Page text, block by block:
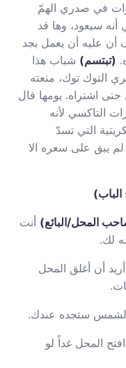
في صدري الهمّ
أنه سيعود، وها قد
عليه أن يعمل بجد
(تبتسم) شباب هذا
التوك توك، منعته
حتى اشتراه. يومها قال
التاكسي لأنه
التي تسدّ
لم يبق على سعره الا
المحل/البائع) أنت
لك.
أن أغلق المحل
الشمس ستجده عندك.
المحل غداً لو